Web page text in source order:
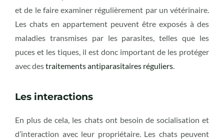
et de le faire examiner régulièrement par un vétérinaire.
Les chats en appartement peuvent être exposés à des
maladies transmises par les parasites, telles que les
puces et les tiques, il est donc important de les protéger
avec destraitements antiparasitaires réguliers.
Les interactions
En plus de cela, les chats ont besoin de socialisation et
d’interaction avec leur propriétaire. Les chats peuvent